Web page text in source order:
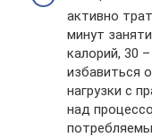
активно
минут
калорий, 30
избавиться
нагрузки с
над